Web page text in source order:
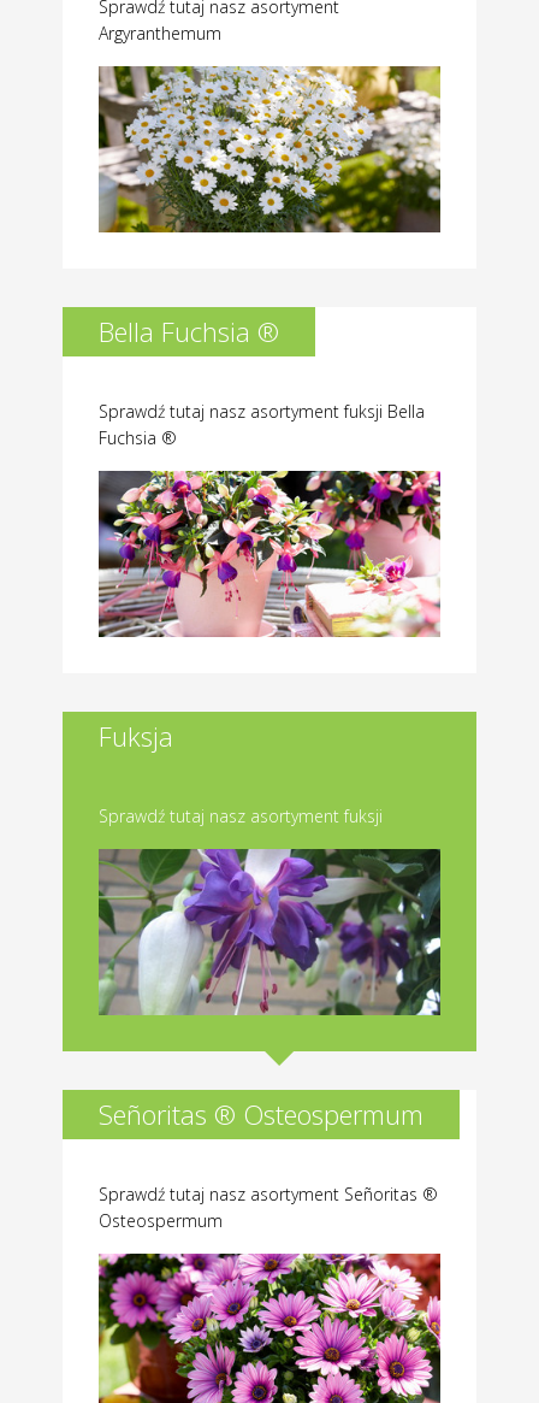
Sprawdź tutaj nasz asortyment
Argyranthemum
Bella Fuchsia ®
Sprawdź tutaj nasz asortyment fuksji Bella
Fuchsia ®
Fuksja
Sprawdź tutaj nasz asortyment fuksji
Señoritas ® Osteospermum
Sprawdź tutaj nasz asortyment Señoritas ®
Osteospermum